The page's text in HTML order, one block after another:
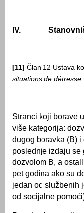
IV.
[11] Član 12 Ustava
situations de détresse.
Stranci koji borave
više kategorija:
dugog boravka (B)
poslednje izdaju se
dozvolom B, a
pet godina ako su
jedan od službenih
od socijalne